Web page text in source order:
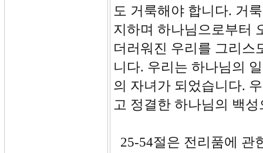
도 거룩해야 합니다. 거
지하며 하나님으로부터
더러워진 우리를 그리스
니다. 우리는 하나님의
의 자녀가 되었습니다.
고 정결한 하나님의 백
25-54절은 전리품에 관